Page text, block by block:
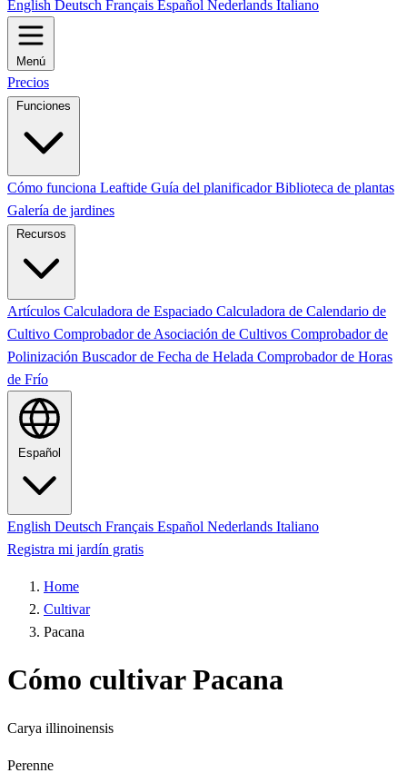
English Deutsch Français Español Nederlands Italiano
Menú
Precios
Funciones
Cómo funciona Leaftide Guía del planificadorBiblioteca de plantas
Galería de jardines
Recursos
Artículos Calculadora de Espaciado Calculadora de Calendario de
Cultivo Comprobador de Asociación de Cultivos Comprobador de
Polinización Buscador de Fecha de Helada Comprobador de Horas
de Frío
Español
English Deutsch Français Español Nederlands Italiano
Registra mi jardín gratis
Home
Cultivar
Pacana
Cómo cultivar Pacana
Carya illinoinensis
Perenne